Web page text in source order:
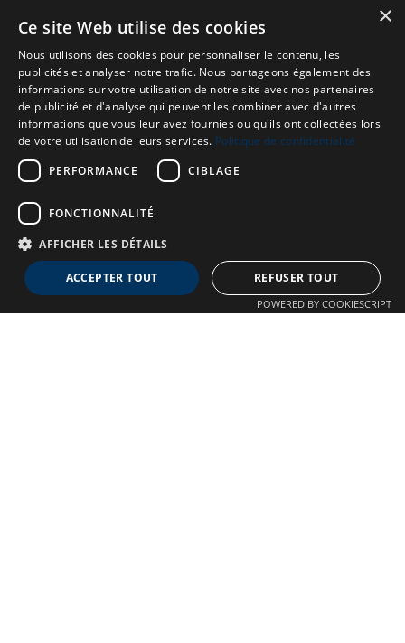
Neuro MAV France
Association dédiée aux patients souffrant de Malformations
×
Ce site Web utilise des cookies
Nous utilisons des cookies pour personnaliser le contenu, les
publicités et analyser notre trafic. Nous partageons également des
informations sur votre utilisation de notre site avec nos partenaires
de publicité et d'analyse qui peuvent les combiner avec d'autres
informations que vous leur avez fournies ou qu'ils ont collectées lors
de votre utilisation de leurs services. Politique de confidentialité
PERFORMANCE
CIBLAGE
FONCTIONNALITÉ
AFFICHER LES DÉTAILS
ACCEPTER TOUT REFUSER TOUT
POWERED BY COOKIESCRIPT